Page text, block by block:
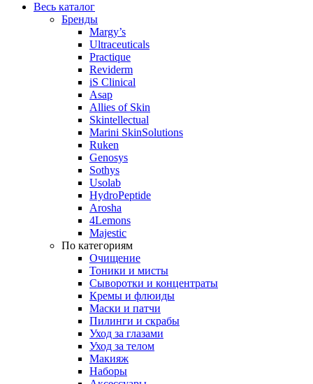
Весь каталог
Бренды
Margy’s
Ultraceuticals
Practique
Reviderm
iS Clinical
Asap
Allies of Skin
Skintellectual
Marini SkinSolutions
Ruken
Genosys
Sothys
Usolab
HydroPeptide
Arosha
4Lemons
Majestic
По категориям
Очищение
Тоники и мисты
Сыворотки и концентраты
Кремы и флюиды
Маски и патчи
Пилинги и скрабы
Уход за глазами
Уход за телом
Макияж
Наборы